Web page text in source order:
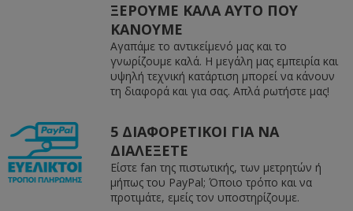
ΞΕΡΟΥΜΕ ΚΑΛΑ ΑΥΤΟ ΠΟΥ
ΚΑΝΟΥΜΕ
Αγαπάμε το αντικείμενό μας και το
γνωρίζουμε καλά. Η μεγάλη μας εμπειρία και
υψηλή τεχνική κατάρτιση μπορεί να κάνουν
τη διαφορά και για σας. Απλά ρωτήστε μας!
5 ΔΙΑΦΟΡΕΤΙΚΟΙ ΓΙΑ ΝΑ
ΔΙΑΛΕΞΕΤΕ
Είστε fan της πιστωτικής, των μετρητών ή
μήπως του PayPal; Όποιο τρόπο και να
προτιμάτε, εμείς τον υποστηρίζουμε.